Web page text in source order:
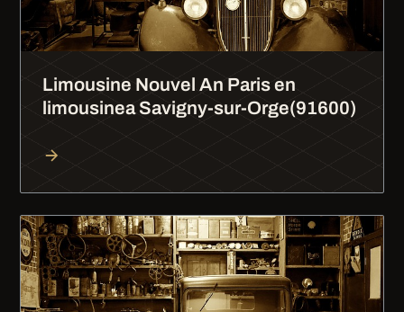
Limousine Nouvel An Paris en
limousinea Savigny-sur-Orge(91600)